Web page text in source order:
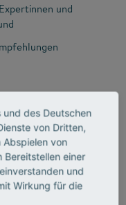
und
alle zwei Monate
an.
Community of
des Deutschen
von Dritten,
Abspielen von
Bereitstellen einer
und
Wirkung für die